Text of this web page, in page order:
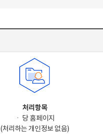
처리항목
ㆍ 당 홈페이지
(처리하는 개인정보 없음)